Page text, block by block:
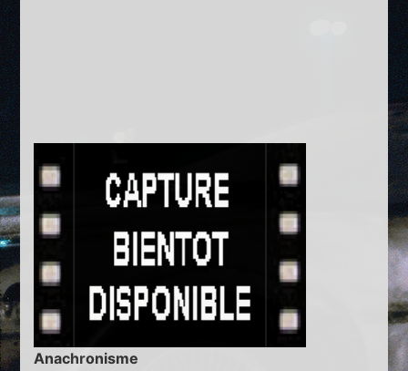
Anachronisme